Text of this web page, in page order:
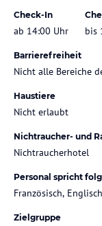
Check-In
ab 14:00 Uhr bis
Barrierefreiheit
Nicht alle Bereiche
Haustiere
Nicht erlaubt
Nichtraucher- und
Nichtraucherhotel
Personal spricht
Französisch,
Zielgruppe